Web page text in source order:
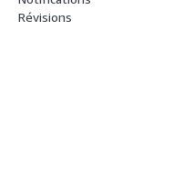
Révisions